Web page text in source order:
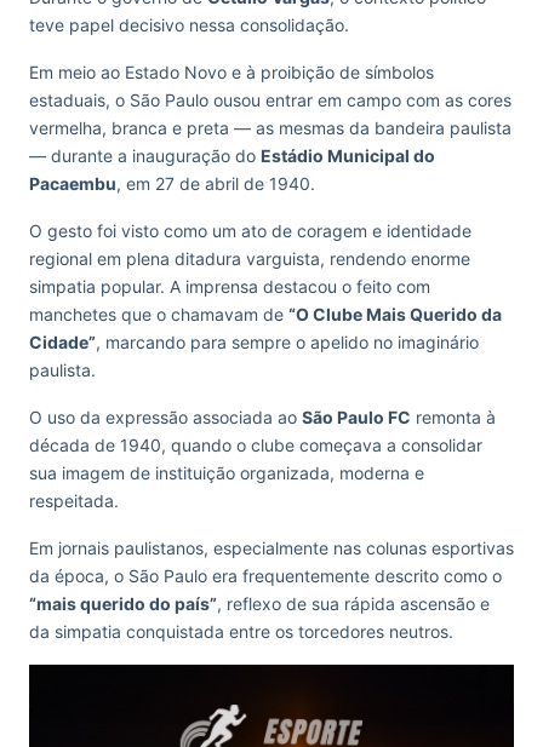
teve papel decisivo nessa consolidação.
Em meio ao Estado Novo e à proibição de símbolos
estaduais, o São Paulo ousou entrar em campo com as cores
vermelha, branca e preta — as mesmas da bandeira paulista
— durante a inauguração do Estádio Municipal do
Pacaembu, em 27 de abril de 1940.
O gesto foi visto como um ato de coragem e identidade
regional em plena ditadura varguista, rendendo enorme
simpatia popular. A imprensa destacou o feito com
manchetes que o chamavam de “O Clube Mais Querido da
Cidade”, marcando para sempre o apelido no imaginário
paulista.
O uso da expressão associada ao São Paulo FC remonta à
década de 1940, quando o clube começava a consolidar
sua imagem de instituição organizada, moderna e
respeitada.
Em jornais paulistanos, especialmente nas colunas esportivas
da época, o São Paulo era frequentemente descrito como o
“mais querido do país”, reflexo de sua rápida ascensão e
da simpatia conquistada entre os torcedores neutros.